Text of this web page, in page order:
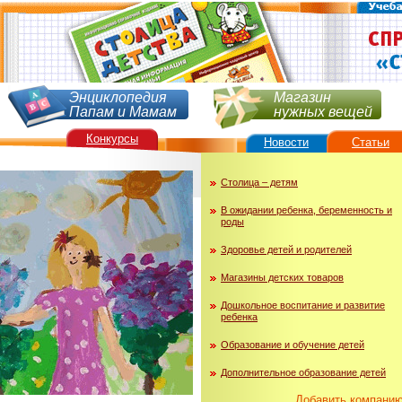
Энциклопедия
Папам и Мамам
Магазин
нужных вещей
Столица – детям
В ожидании ребенка, беременность и
роды
Здоровье детей и родителей
Магазины детских товаров
Дошкольное воспитание и развитие
ребенка
Образование и обучение детей
Дополнительное образование детей
Конкурсы Новости Статьи